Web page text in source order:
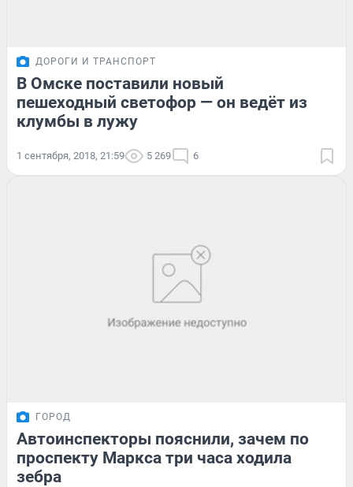
ДОРОГИ И ТРАНСПОРТ
В Омске поставили новый
пешеходный светофор — он ведёт из
клумбы в лужу
1 сентября, 2018, 21:59 5 269 6
ГОРОД
Автоинспекторы пояснили, зачем по
проспекту Маркса три часа ходила
зебра